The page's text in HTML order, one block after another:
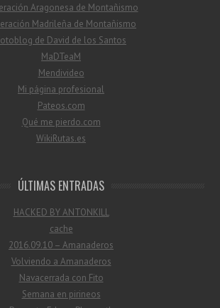
Aragonesa de Montañismo
Madrileña de Montañismo
de David de los Santos
MaDTeaM
Mendivideo
Mi página profesional
Pateos.com
Qué me pierdo.com
WikiRutas.es
ÚLTIMAS ENTRADAS
HACKED BY ANTONKILL
cache
2016.09.10 – Amanaderos
Volviendo a Amanaderos
Navacerrada con Fito
Semana en pirineos